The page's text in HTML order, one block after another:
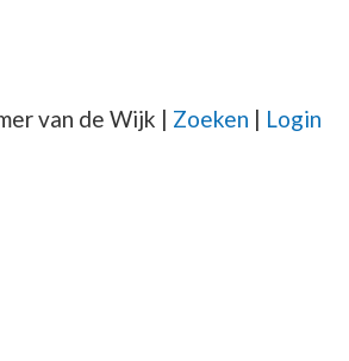
van de Wijk | Zoeken | Login